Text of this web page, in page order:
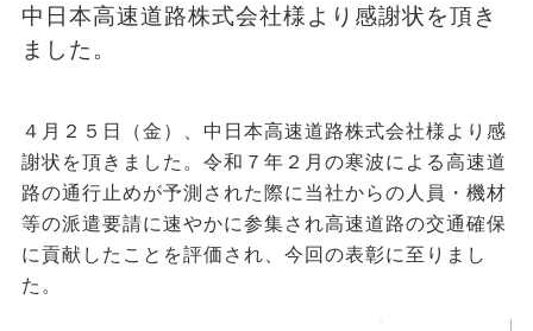
中日本高速道路株式会社様より感謝状を頂き
ました。
４月２５日（金）、中日本高速道路株式会社様より感
謝状を頂きました。令和７年２月の寒波による高速道
路の通行止めが予測された際に当社からの人員・機材
等の派遣要請に速やかに参集され高速道路の交通確保
に貢献したことを評価され、今回の表彰に至りまし
た。